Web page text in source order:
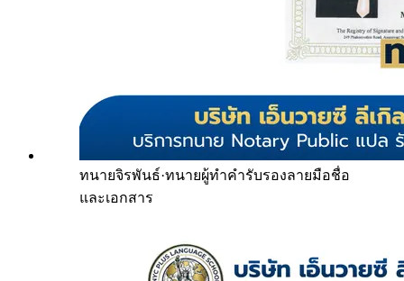
ทนายจิรพันธ์·ทนายผู้ทำคำรับรองลายมือชื่อ
และเอกสาร